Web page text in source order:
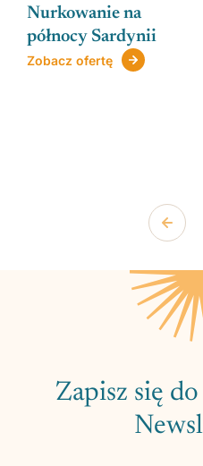
Nurkowanie na
północy Sardynii
Zobacz ofertę
Zapisz się